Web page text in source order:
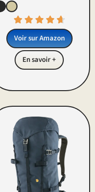
Voir sur Amazon
En savoir +